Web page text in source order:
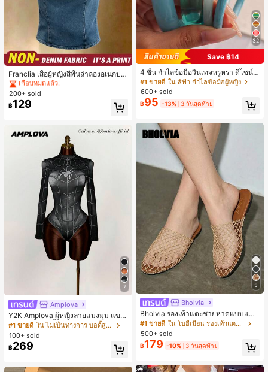
Franclia เสื้อผู้หญิงสีพื้นลำลองอเนกปร
ะสงค์สำหรับใส่ประจำวัน
#1 ขายดี ใน ธรรมดา เสื้อผู้หญิง
เกือบหมดแล้ว!
#1 ขายดี ใน ธรรมดา เสื้อผู้หญิง
เกือบหมดแล้ว!
#1 ขายดี ใน ธรรมดา เสื้อผู้หญิง
เกือบหมดแล้ว!
#1 ขายดี
200+ sold
฿129
7
Amplova
Y2K Amplova ผู้หญิงลายแมงมุม แขน
ยาว คอตั้ง บอดี้สูท, สไตล์แฟชั่นดาร์ก
บอดี้สูทผู้หญิง บอดี้สูทฮาโลวีน บอดี้สูท
ลายใยแมงมุม
#1 ขายดี
ใน ไม่เป็นทางการ บอดี้สูทผู้หญิง
100+ sold
฿269
32
Save ฿14
4 ชิ้น กำไลข้อมือวินเทจหรูหรา ดีไซน์มิ
นิมอลแฟชั่น เหมาะสำหรับใส่ในชีวิตปร
ะจำวัน อะคริลิก เหมาะสำหรับใส่ในชีวิ
ตประจำวันและงานปาร์ตี้ ของขวัญสำห
รับผู้หญิง
#1 ขายดี ใน สีฟ้า กำไลข้อมือผู้หญิง
600+ sold
฿95 -13% 3 วันสุดท้าย
5
Bholvia
Bholvia รองเท้าแตะชายหาดแบบแบน
สบาย ๆ ลายฉลุมาใหม่สำหรับผู้หญิง
#1 ขายดี
ใน โบฮีเมียน รองเท้าแตะผู้หญิง
500+ sold
฿179 -10% 3 วันสุดท้าย